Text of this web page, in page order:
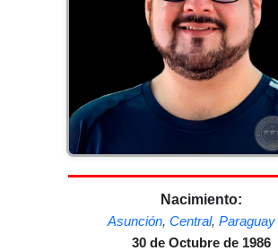
Nacimiento:
Asunción, Central, Paraguay
30 de Octubre de 1986